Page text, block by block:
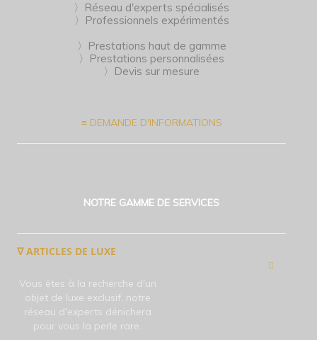
〉Réseau d'experts spécialisés
〉Professionnels expérimentés
〉Prestations haut de gamme
〉Prestations personnalisées
〉Devis sur mesure
≡ DEMANDE D'INFORMATIONS
NOTRE GAMME DE SERVICES
∇ ARTICLES DE LUXE
Vous êtes à la recherche d'un
objet de luxe exclusif, notre
réseau d'experts dénichera
pour vous la perle rare.